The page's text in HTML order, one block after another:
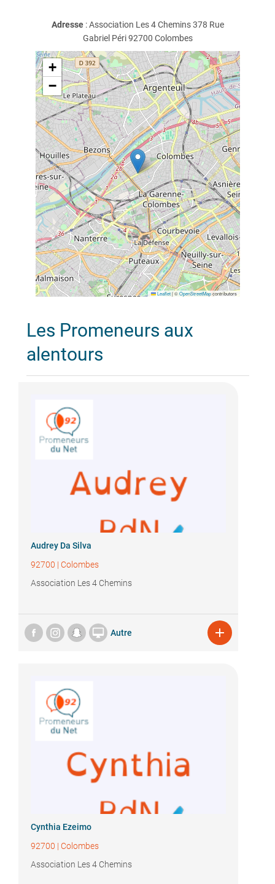
Adresse : Association Les 4 Chemins 378 Rue
Gabriel Péri 92700 Colombes
+
−
Leaflet |©OpenStreetMapcontributors
Les Promeneurs aux
alentours
Audrey Da Silva
92700 | Colombes
Association Les 4 Chemins
 Autre 
Cynthia Ezeimo
92700 | Colombes
Association Les 4 Chemins